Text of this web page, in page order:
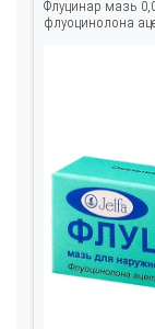
Флуцинар мазь
флуоцинолона